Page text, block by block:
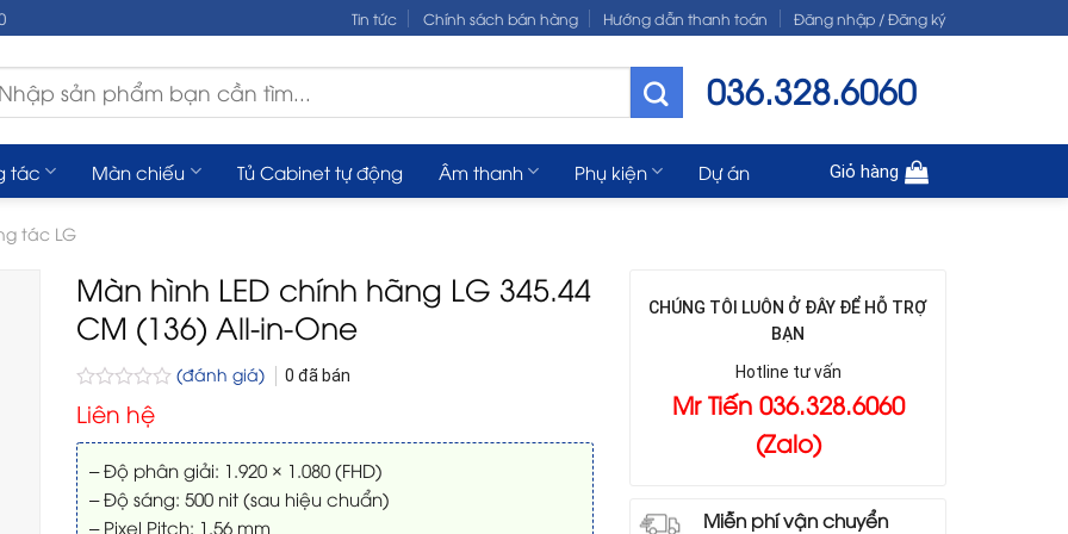
Tin tức Chính sách bán hàng Hướng dẫn thanh toán Đăng nhập / Đăng ký
036.328.6060
tác Màn chiếu Tủ Cabinet tự động Âm thanh Phụ kiện Dự án Giỏ hàng
tác LG
Màn hình LED chính hãng LG 345.44
CM (136) All-in-One
Được
xếp
hạng
0
5
sao
(đánh giá) 0 đã bán
Liên hệ
– Độ phân giải: 1.920 × 1.080 (FHD)
– Độ sáng: 500 nit (sau hiệu chuẩn)
– Pixel Pitch: 1.56 mm
CHÚNG TÔI LUÔN Ở ĐÂY ĐỂ HỖ TRỢ
BẠN
Hotline tư vấn
Mr Tiến 036.328.6060
(Zalo)
Miễn phí vận chuyển